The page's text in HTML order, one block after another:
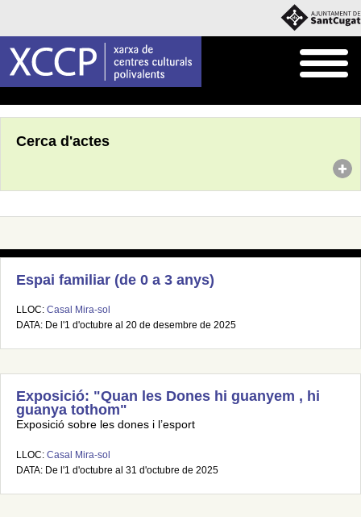
Cerca d'actes
Espai familiar (de 0 a 3 anys)
LLOC: Casal Mira-sol
DATA: De l'1 d'octubre al 20 de desembre de 2025
Exposició: "Quan les Dones hi guanyem , hi
guanya tothom"
Exposició sobre les dones i l’esport
LLOC: Casal Mira-sol
DATA: De l'1 d'octubre al 31 d'octubre de 2025